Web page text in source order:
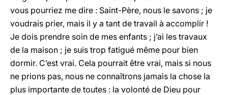
vous pourriez me dire : Saint-Père, nous le savons ; je
voudrais prier, mais il y a tant de travail à accomplir !
Je dois prendre soin de mes enfants ; j’ai les travaux
de la maison ; je suis trop fatigué même pour bien
dormir. C’est vrai. Cela pourrait être vrai, mais si nous
ne prions pas, nous ne connaîtrons jamais la chose la
plus importante de toutes : la volonté de Dieu pour